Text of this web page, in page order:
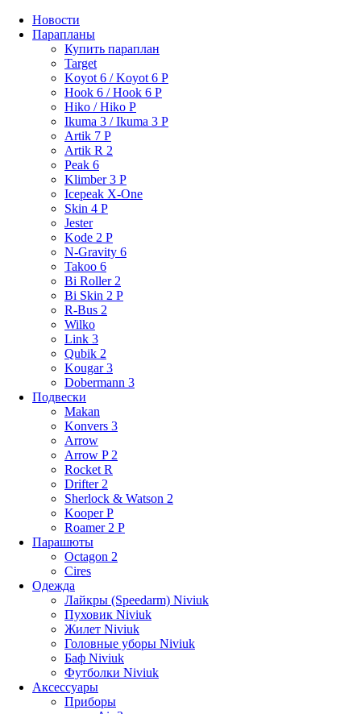
Новости
Парапланы
Купить параплан
Target
Koyot 6 / Koyot 6 P
Hook 6 / Hook 6 P
Hiko / Hiko P
Ikuma 3 / Ikuma 3 P
Artik 7 P
Artik R 2
Peak 6
Klimber 3 P
Icepeak X-One
Skin 4 P
Jester
Kode 2 P
N-Gravity 6
Takoo 6
Bi Roller 2
Bi Skin 2 P
R-Bus 2
Wilko
Link 3
Qubik 2
Kougar 3
Dobermann 3
Подвески
Makan
Konvers 3
Arrow
Arrow P 2
Rocket R
Drifter 2
Sherlock & Watson 2
Kooper P
Roamer 2 P
Парашюты
Octagon 2
Cires
Одежда
Лайкры (Speedarm) Niviuk
Пуховик Niviuk
Жилет Niviuk
Головные уборы Niviuk
Баф Niviuk
Футболки Niviuk
Аксессуары
Приборы